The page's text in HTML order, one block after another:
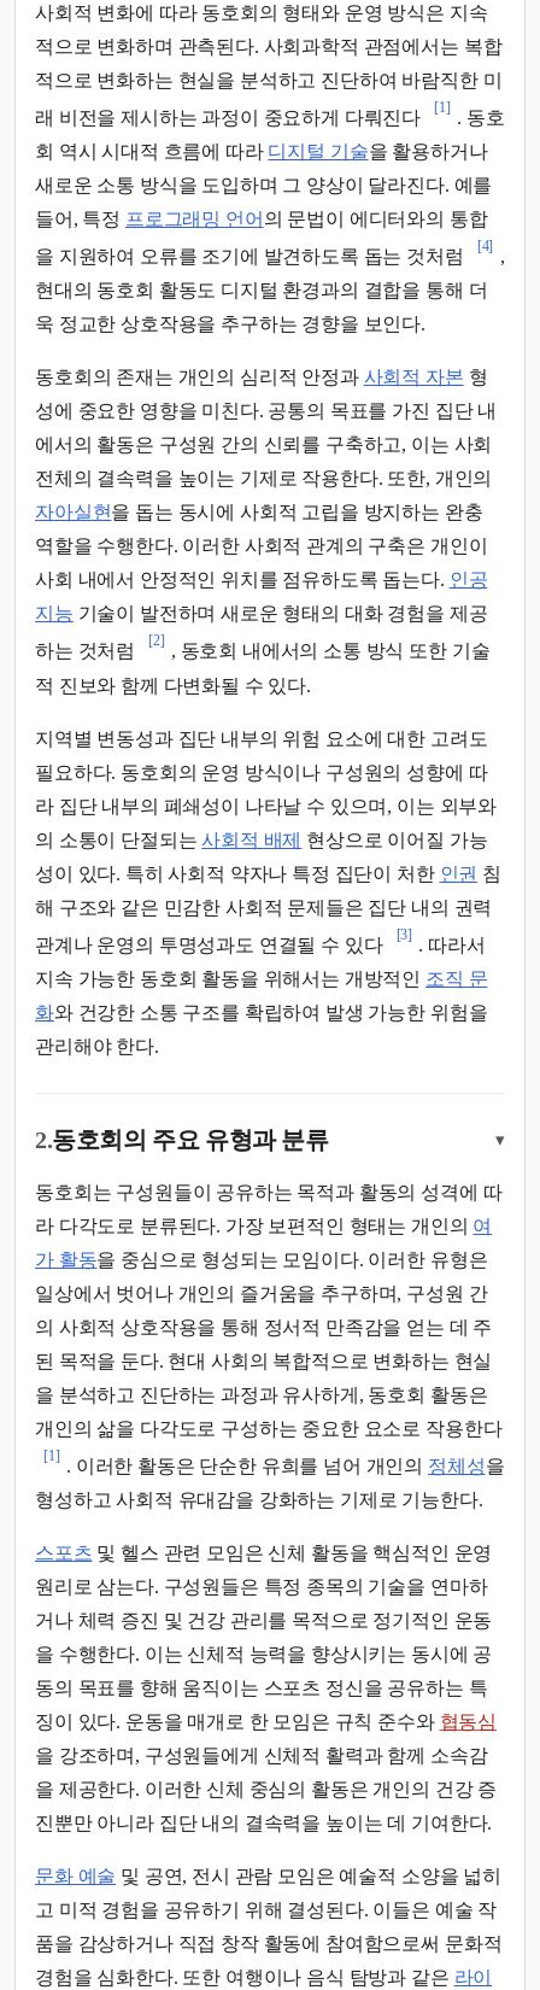
사회적 변화에 따라 동호회의 형태와 운영 방식은 지속
적으로 변화하며 관측된다. 사회과학적 관점에서는 복합
적으로 변화하는 현실을 분석하고 진단하여 바람직한 미
래 비전을 제시하는 과정이 중요하게 다뤄진다
[1]
. 동호
회 역시 시대적 흐름에 따라 디지털 기술을 활용하거나
새로운 소통 방식을 도입하며 그 양상이 달라진다. 예를
들어, 특정 프로그래밍 언어 의 문법이 에디터와의 통합
을 지원하여 오류를 조기에 발견하도록 돕는 것처럼
[4]
,
현대의 동호회 활동도 디지털 환경과의 결합을 통해 더
욱 정교한 상호작용을 추구하는 경향을 보인다.
동호회의 존재는 개인의 심리적 안정과 사회적 자본 형
성에 중요한 영향을 미친다. 공통의 목표를 가진 집단 내
에서의 활동은 구성원 간의 신뢰를 구축하고, 이는 사회
전체의 결속력을 높이는 기제로 작용한다. 또한, 개인의
자아실현을 돕는 동시에 사회적 고립을 방지하는 완충
역할을 수행한다. 이러한 사회적 관계의 구축은 개인이
사회 내에서 안정적인 위치를 점유하도록 돕는다. 인공
지능 기술이 발전하며 새로운 형태의 대화 경험을 제공
하는 것처럼
[2]
, 동호회 내에서의 소통 방식 또한 기술
적 진보와 함께 다변화될 수 있다.
지역별 변동성과 집단 내부의 위험 요소에 대한 고려도
필요하다. 동호회의 운영 방식이나 구성원의 성향에 따
라 집단 내부의 폐쇄성이 나타날 수 있으며, 이는 외부와
의 소통이 단절되는사회적 배제 현상으로 이어질 가능
성이 있다. 특히 사회적 약자나 특정 집단이 처한 인권 침
해 구조와 같은 민감한 사회적 문제들은 집단 내의 권력
관계나 운영의 투명성과도 연결될 수 있다
[3]
. 따라서
지속 가능한 동호회 활동을 위해서는 개방적인 조직 문
화와 건강한 소통 구조를 확립하여 발생 가능한 위험을
관리해야 한다.
2.동호회의 주요 유형과 분류 ▾
동호회는 구성원들이 공유하는 목적과 활동의 성격에 따
라 다각도로 분류된다. 가장 보편적인 형태는 개인의 여
가 활동을 중심으로 형성되는 모임이다. 이러한 유형은
일상에서 벗어나 개인의 즐거움을 추구하며, 구성원 간
의 사회적 상호작용을 통해 정서적 만족감을 얻는 데 주
된 목적을 둔다. 현대 사회의 복합적으로 변화하는 현실
을 분석하고 진단하는 과정과 유사하게, 동호회 활동은
개인의 삶을 다각도로 구성하는 중요한 요소로 작용한다
[1]
. 이러한 활동은 단순한 유희를 넘어 개인의 정체성을
형성하고 사회적 유대감을 강화하는 기제로 기능한다.
스포츠 및 헬스 관련 모임은 신체 활동을 핵심적인 운영
원리로 삼는다. 구성원들은 특정 종목의 기술을 연마하
거나 체력 증진 및 건강 관리를 목적으로 정기적인 운동
을 수행한다. 이는 신체적 능력을 향상시키는 동시에 공
동의 목표를 향해 움직이는 스포츠 정신을 공유하는 특
징이 있다. 운동을 매개로 한 모임은 규칙 준수와 협동심
을 강조하며, 구성원들에게 신체적 활력과 함께 소속감
을 제공한다. 이러한 신체 중심의 활동은 개인의 건강 증
진뿐만 아니라 집단 내의 결속력을 높이는 데 기여한다.
문화 예술 및 공연, 전시 관람 모임은 예술적 소양을 넓히
고 미적 경험을 공유하기 위해 결성된다. 이들은 예술 작
품을 감상하거나 직접 창작 활동에 참여함으로써 문화적
경험을 심화한다. 또한 여행이나 음식 탐방과 같은 라이